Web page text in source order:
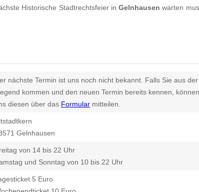
Historische Stadtrechtsfeier inGelnhausen warten
nächste Termin ist uns noch nicht bekannt. Falls Sie aus der
kommen und den neuen Termin bereits kennen,
diesen über das Formular mitteilen.
Gelnhausen
von 14 bis 22 Uhr
und Sonntag von 10 bis 22 Uhr
5 Euro